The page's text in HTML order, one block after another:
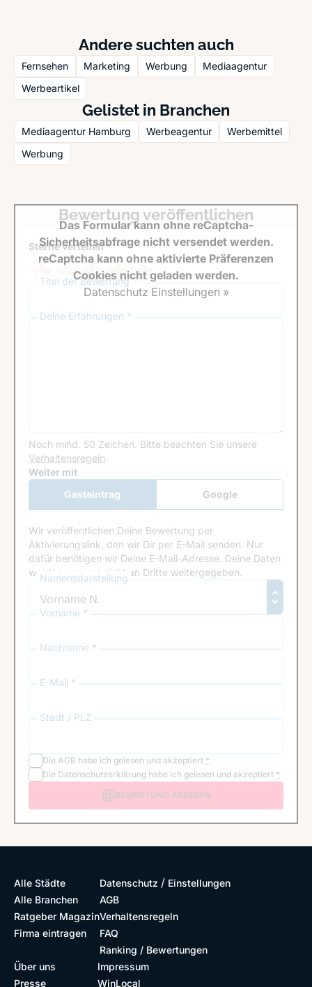
Andere suchten auch
Fernsehen Marketing Werbung
Mediaagentur
Werbeartikel
Gelistet in Branchen
Mediaagentur Hamburg Werbeagentur
Werbemittel
Werbung
Bewertung veröffentlichen
Sterne verteilen *
Titel der Bewertung
Deine Erfahrungen *
Noch mind. 50 Zeichen. Bitte beachten Sie unsere
Verhaltensregeln.
Google Recaptcha
Weiter mit
Gasteintrag
Google
Anmeldung
Wir veröffentlichen Deine Bewertung per
Aktivierungslink, den wir Dir per E-Mail senden. Nur
dafür benötigen wir Deine E-Mail-Adresse. Deine Daten
werden von uns nicht an Dritte weitergegeben.
Namensdarstellung
Vorname *
Nachname *
E-Mail *
Stadt / PLZ
Die AGB habe ich gelesen und akzeptiert *
Die Datenschutzerklärung habe ich gelesen und akzeptiert *
BEWERTUNG ABGEBEN
Das Formular kann ohne reCaptcha-
Sicherheitsabfrage nicht versendet werden.
reCaptcha kann ohne aktivierte Präferenzen
Cookies nicht geladen werden.
Datenschutz Einstellungen »
Alle Städte
Alle Branchen
Ratgeber Magazin
Firma eintragen
Datenschutz / Einstellungen
AGB
Verhaltensregeln
FAQ
Ranking / Bewertungen
Über uns
Presse
Impressum
WinLocal